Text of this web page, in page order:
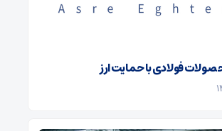
فولادی با حمایت ارز